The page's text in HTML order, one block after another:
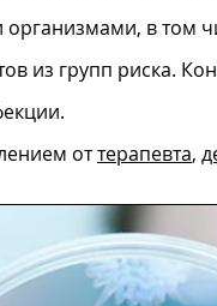
в том
из групп риска.
оттерапевта,